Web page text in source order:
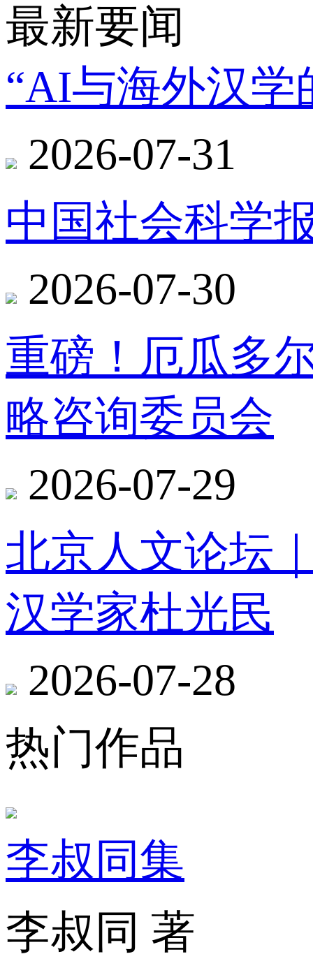
最新要闻
“AI与海外汉学
2026-07-31
中国社会科学
2026-07-30
重磅！厄瓜多
略咨询委员会
2026-07-29
北京人文论坛
汉学家杜光民
2026-07-28
热门作品
李叔同集
李叔同 著